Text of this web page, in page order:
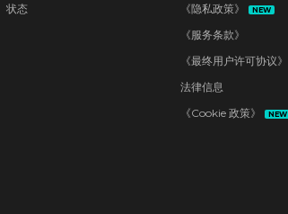
状态 《隐私政策》 NEW
《服务条款》
《最终用户许可协议》
法律信息
《Cookie 政策》
NEW